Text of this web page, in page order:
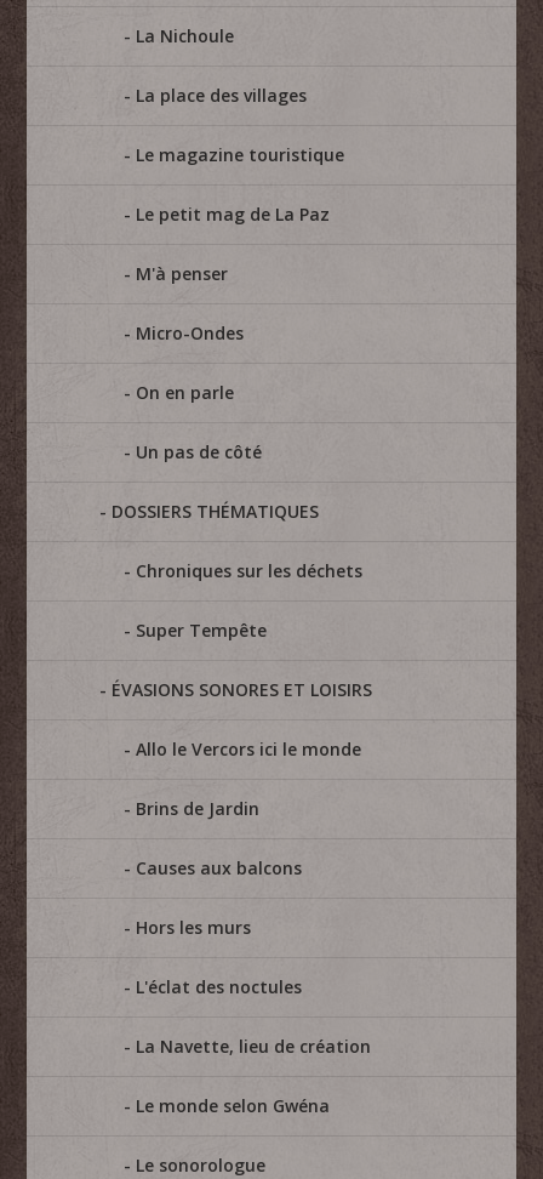
La Nichoule
La place des villages
Le magazine touristique
Le petit mag de La Paz
M'à penser
Micro-Ondes
On en parle
Un pas de côté
DOSSIERS THÉMATIQUES
Chroniques sur les déchets
Super Tempête
ÉVASIONS SONORES ET LOISIRS
Allo le Vercors ici le monde
Brins de Jardin
Causes aux balcons
Hors les murs
L'éclat des noctules
La Navette, lieu de création
Le monde selon Gwéna
Le sonorologue